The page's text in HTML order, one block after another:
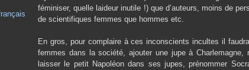
féminiser, quelle laideur inutile !) que d’auteurs, moins de
de scientifiques femmes que hommes etc.
En gros, pour complaire à ces inconscients incultes il
femmes dans la société, ajouter une jupe à
laisser le petit Napoléon dans ses jupes, prénommer